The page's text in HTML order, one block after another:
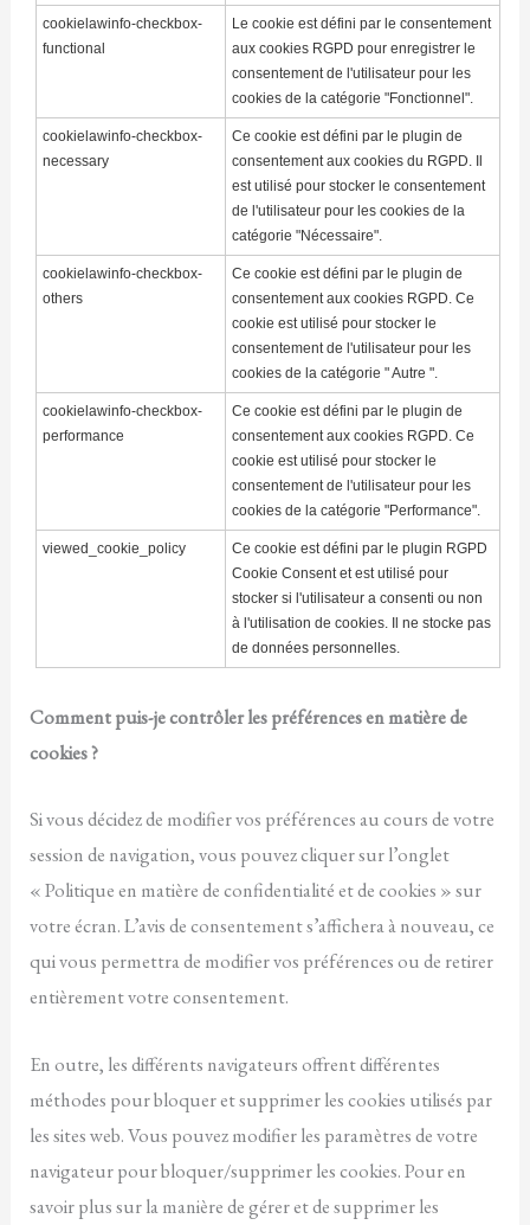
cookielawinfo-checkbox-
functional
Le cookie est défini par le consentement
aux cookies RGPD pour enregistrer le
consentement de l'utilisateur pour les
cookies de la catégorie "Fonctionnel".
cookielawinfo-checkbox-
necessary
Ce cookie est défini par le plugin de
consentement aux cookies du RGPD. Il
est utilisé pour stocker le consentement
de l'utilisateur pour les cookies de la
catégorie "Nécessaire".
cookielawinfo-checkbox-
others
Ce cookie est défini par le plugin de
consentement aux cookies RGPD. Ce
cookie est utilisé pour stocker le
consentement de l'utilisateur pour les
cookies de la catégorie " Autre ".
cookielawinfo-checkbox-
performance
Ce cookie est défini par le plugin de
consentement aux cookies RGPD. Ce
cookie est utilisé pour stocker le
consentement de l'utilisateur pour les
cookies de la catégorie "Performance".
viewed_cookie_policy
Ce cookie est défini par le plugin RGPD
Cookie Consent et est utilisé pour
stocker si l'utilisateur a consenti ou non
à l'utilisation de cookies. Il ne stocke pas
de données personnelles.
Comment puis-je contrôler les préférences en matière de
cookies ?
Si vous décidez de modifier vos préférences au cours de votre
session de navigation, vous pouvez cliquer sur l’onglet
« Politique en matière de confidentialité et de cookies » sur
votre écran. L’avis de consentement s’affichera à nouveau, ce
qui vous permettra de modifier vos préférences ou de retirer
entièrement votre consentement.
En outre, les différents navigateurs offrent différentes
méthodes pour bloquer et supprimer les cookies utilisés par
les sites web. Vous pouvez modifier les paramètres de votre
navigateur pour bloquer/supprimer les cookies. Pour en
savoir plus sur la manière de gérer et de supprimer les